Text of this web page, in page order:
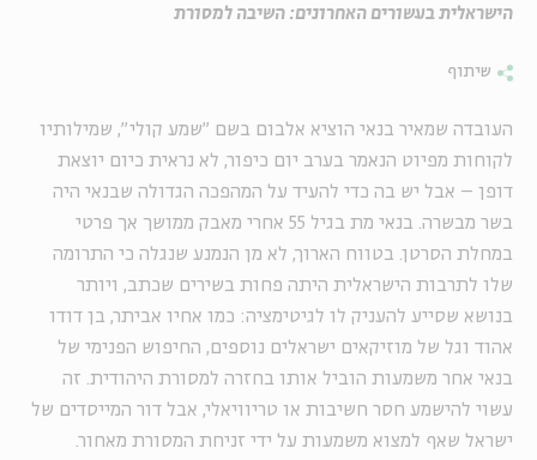
הישראלית בעשורים האחרונים: השיבה למסורת
שיתוף
העובדה שמאיר בנאי הוציא אלבום בשם "שמע קולי", שמילותיו
לקוחות מפיוט הנאמר בערב יום כיפור, לא נראית כיום יוצאת
דופן – אבל יש בה כדי להעיד על המהפכה הגדולה שבנאי היה
בשר מבשרה. בנאי מת בגיל 55 אחרי מאבק ממושך אך פרטי
במחלת הסרטן. בטווח הארוך, לא מן הנמנע שנגלה כי התרומה
שלו לתרבות הישראלית היתה פחות בשירים שכתב, ויותר
בנושא שסייע להעניק לו לגיטימציה: כמו אחיו אביתר, בן דודו
אהוד וגל של מוזיקאים ישראלים נוספים, החיפוש הפנימי של
בנאי אחר משמעות הוביל אותו בחזרה למסורת היהודית. זה
עשוי להישמע חסר חשיבות או טריוויאלי, אבל דור המייסדים של
ישראל שאף למצוא משמעות על ידי זניחת המסורת מאחור.